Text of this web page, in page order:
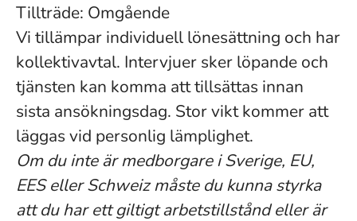
Tillträde: Omgående
Vi tillämpar individuell lönesättning och har
kollektivavtal. Intervjuer sker löpande och
tjänsten kan komma att tillsättas innan
sista ansökningsdag. Stor vikt kommer att
läggas vid personlig lämplighet.
Om du inte är medborgare i Sverige, EU,
EES eller Schweiz måste du kunna styrka
att du har ett giltigt arbetstillstånd eller är